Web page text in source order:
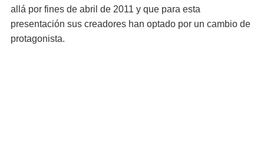
allá por fines de abril de 2011 y que para esta
presentación sus creadores han optado por un cambio de
protagonista.